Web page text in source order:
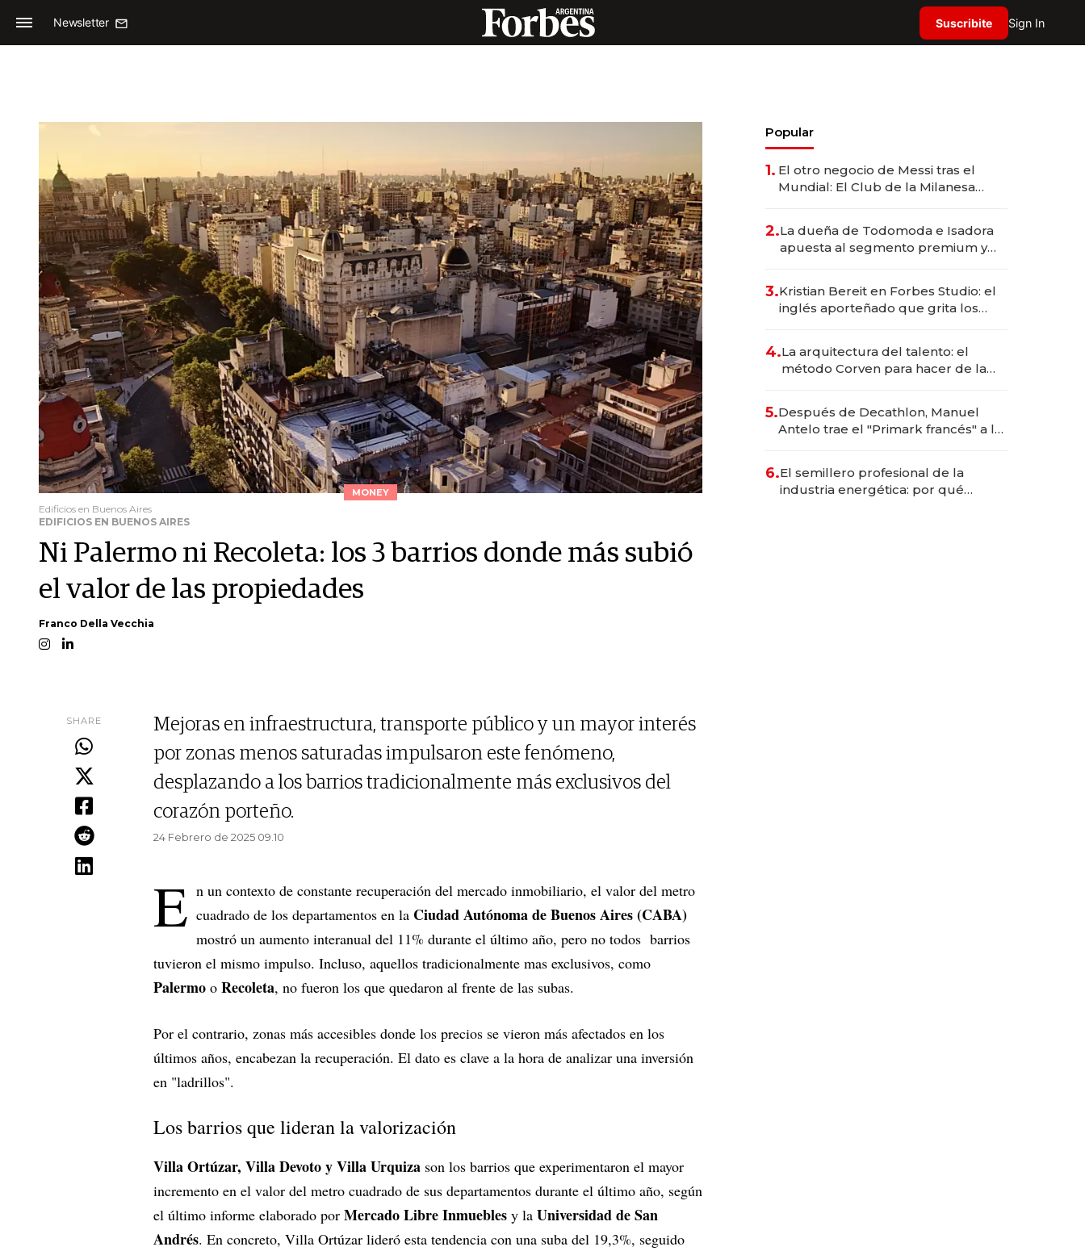
Newsletter Suscribite Sign In
MONEY
Edificios en Buenos Aires
EDIFICIOS EN BUENOS AIRES
Ni Palermo ni Recoleta: los 3 barrios donde más subió
el valor de las propiedades
Franco Della Vecchia
SHARE
Mejoras en infraestructura, transporte público y un mayor interés
por zonas menos saturadas impulsaron este fenómeno,
desplazando a los barrios tradicionalmente más exclusivos del
corazón porteño.
24 Febrero de 2025 09.10
E n un contexto de constante recuperación del mercado inmobiliario, el valor del metro
cuadrado de los departamentos en la Ciudad Autónoma de Buenos Aires (CABA)
mostró un aumento interanual del 11% durante el último año, pero no todos barrios
tuvieron el mismo impulso. Incluso, aquellos tradicionalmente mas exclusivos, como
Palermo o Recoleta, no fueron los que quedaron al frente de las subas.
Por el contrario, zonas más accesibles donde los precios se vieron más afectados en los
últimos años, encabezan la recuperación. El dato es clave a la hora de analizar una inversión
en "ladrillos".
Los barrios que lideran la valorización
Villa Ortúzar, Villa Devoto y Villa Urquiza son los barrios que experimentaron el mayor
incremento en el valor del metro cuadrado de sus departamentos durante el último año, según
el último informe elaborado por Mercado Libre Inmuebles y la Universidad de San
Andrés. En concreto, Villa Ortúzar lideró esta tendencia con una suba del 19,3%, seguido
Popular
1. El otro negocio de Messi tras el
Mundial: El Club de la Milanesa
2.La dueña de Todomoda e Isadora
apuesta al segmento premium y
3.Kristian Bereit en Forbes Studio: el
inglés aporteñado que grita los
200M.
4.La arquitectura del talento: el
método Corven para hacer de la
5.Después de Decathlon, Manuel
Antelo trae el "Primark francés" a la
6.El semillero profesional de la
industria energética: por qué